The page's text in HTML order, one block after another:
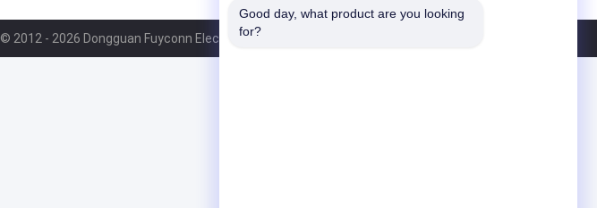
© 2012 - 2026 Dongguan Fuyconn Electronics Co,.LTD. All Rights Reserved.
Good day, what product are you looking
for?